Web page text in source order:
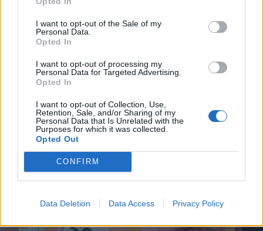
I want to opt-out of the Sale of my
Personal Data.
Opted In
I want to opt-out of processing my
Personal Data for Targeted Advertising.
Opted In
I want to opt-out of Collection, Use,
Retention, Sale, and/or Sharing of my
Personal Data that Is Unrelated with the
Purposes for which it was collected.
Opted Out
CONFIRM
Data Deletion Data Access Privacy Policy
2026. augusztus 08., szombat
a csernavodai atomerőmű
üzemben tartása érdekében –
videóval